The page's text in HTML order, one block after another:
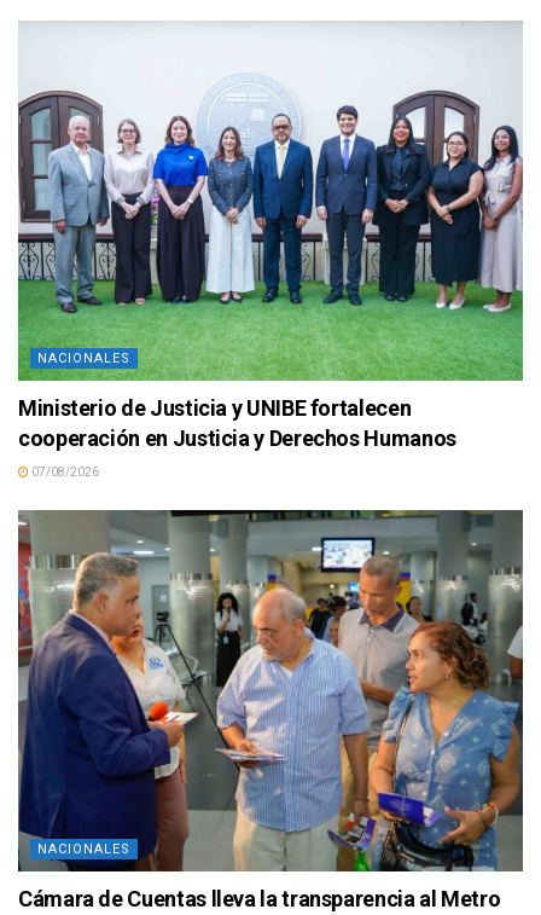
NACIONALES
Ministerio de Justicia y UNIBE fortalecen
cooperación en Justicia y Derechos Humanos
07/08/2026
NACIONALES
Cámara de Cuentas lleva la transparencia al Metro